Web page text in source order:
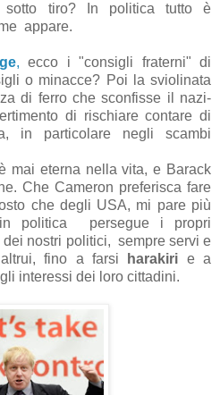
sotto tiro? In politica tutto è
appare.
, ecco i "consigli fraterni" di
o minacce? Poi la sviolinata
di ferro che sconfisse il nazi-
di rischiare contare di
in particolare negli scambi
mai eterna nella vita, e Barack
Che Cameron preferisca fare
che degli USA, mi pare più
politica persegue i propri
nostri politici, sempre servi e
fino a farsi
harakiri e a
interessi dei loro cittadini.